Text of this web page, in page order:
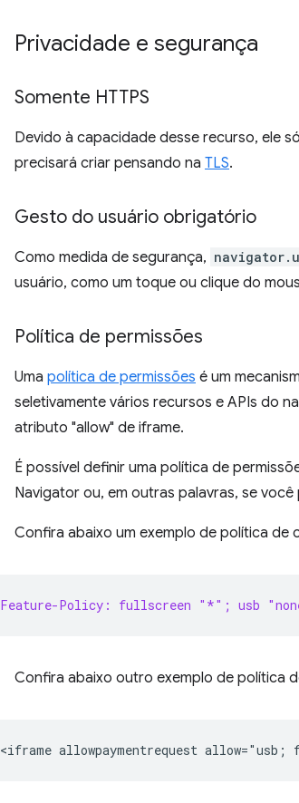
Privacidade e segurança
Somente HTTPS
Devido à capacidade desse recurso, ele
precisará criar pensando na TLS.
Gesto do usuário obrigatório
Como medida de segurança,
usuário, como um toque ou clique do
Política de permissões
Uma política de permissões é um
seletivamente vários recursos e APIs do
atributo "allow" de iframe.
É possível definir uma política de
Navigator ou, em outras palavras, se você
Confira abaixo um exemplo de política de
Feature-Policy: fullscreen "*"; usb
Confira abaixo outro exemplo de política